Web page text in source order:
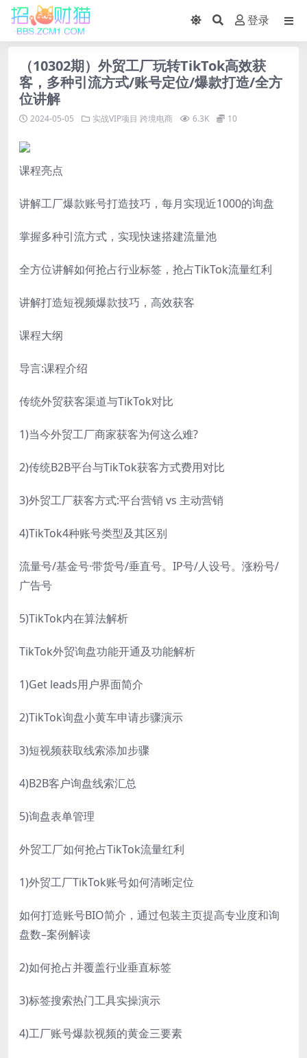
登录
（10302期）外贸工厂玩转TikTok高效获
客，多种引流方式/账号定位/爆款打造/全方
位讲解
2024-05-05 实战VIP项目 跨境电商 6.3K 10
课程亮点
讲解工厂爆款账号打造技巧，每月实现近1000的询盘
掌握多种引流方式，实现快速搭建流量池
全方位讲解如何抢占行业标签，抢占TikTok流量红利
讲解打造短视频爆款技巧，高效获客
课程大纲
导言:课程介绍
传统外贸获客渠道与TikTok对比
1)当今外贸工厂商家获客为何这么难?
2)传统B2B平台与TikTok获客方式费用对比
3)外贸工厂获客方式:平台营销 vs 主动营销
4)TikTok4种账号类型及其区别
流量号/基金号·带货号/垂直号。IP号/人设号。涨粉号/
广告号
5)TikTok内在算法解析
TikTok外贸询盘功能开通及功能解析
1)Get leads用户界面简介
2)TikTok询盘小黄车申请步骤演示
3)短视频获取线索添加步骤
4)B2B客户询盘线索汇总
5)询盘表单管理
外贸工厂如何抢占TikTok流量红利
1)外贸工厂TikTok账号如何清晰定位
如何打造账号BIO简介，通过包装主页提高专业度和询
盘数–案例解读
2)如何抢占并覆盖行业垂直标签
3)标签搜索热门工具实操演示
4)工厂账号爆款视频的黄金三要素